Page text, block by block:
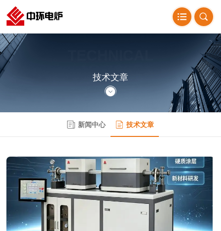
ARTICLE
技术文章
新闻中心 技术文章